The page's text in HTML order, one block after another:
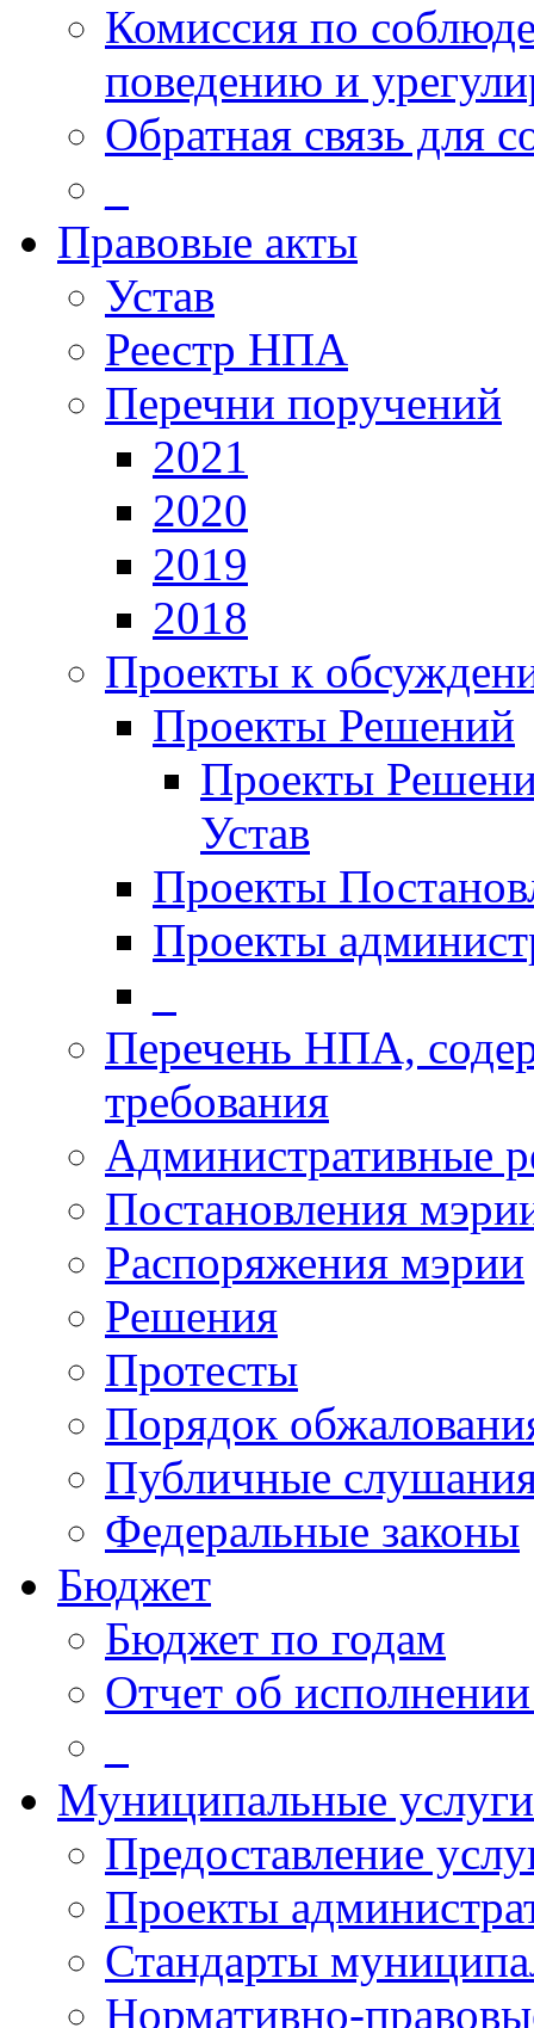
Комиссия по
поведению и
Обратная связь для
Правовые акты
Устав
Реестр НПА
Перечни поручений
2021
2020
2019
2018
Проекты к
Проекты Решений
Проекты
Устав
Проекты
Проекты
Перечень НПА,
требования
Административные
Постановления
Распоряжения мэрии
Решения
Протесты
Порядок
Публичные
Федеральные законы
Бюджет
Бюджет по годам
Отчет об
Муниципальные услуги
Предоставление
Проекты
Стандарты
Нормативно-